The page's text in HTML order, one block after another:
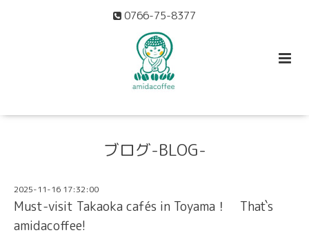
0766-75-8377
ブログ-BLOG-
2025-11-16 17:32:00
Must-visit Takaoka cafés in Toyama！ That`s
amidacoffee!